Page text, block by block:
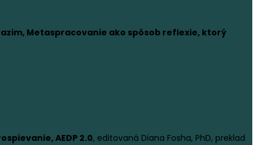
Metaspracovanie ako spôsob reflexie, ktorý
AEDP 2.0, editovaná Diana Fosha, PhD, preklad